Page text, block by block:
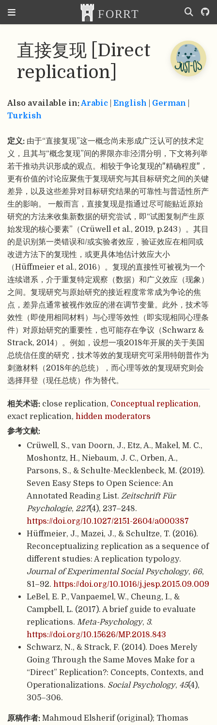
直接复现 [Direct
replication]
Also available in:Arabic English German
Turkish
定义: 由于“直接复现”这一概念尚未形成广泛认可的技术定
义，且其与“概念复现”间的界限亦非泾渭分明，下文将列举
若干推动共识形成的观点。相较于争论复现的"精确程度"，
更有价值的讨论应聚焦于复现研究与其目标研究之间的关键
差异，以及这些差异对目标研究结果的可靠性与普适性所产
生的影响。 一般而言，直接复现是指通过尽可能贴近原始
研究的方法来收集新数据的研究尝试，即“试图复制产生原
始发现的核心要素”（Crüwell et al., 2019, p.243）。其目
的是识别第一类错误和/或实验者效应，验证效应在相同或
改进方法下的复现性，或更具体地估计效应大小
（Hüffmeier et al., 2016）。复现的直接性可被视为一个
连续谱系，介于重复特定观察（数据）和广义效应（现象）
之间。复现研究与原始研究的接近程度常常成为争论的焦
点，差异点通常被视作效应的潜在调节变量。此外，技术等
效性（即使用相同材料）与心理等效性（即实现相同心理条
件）对原始研究的重要性，也可能存在争议（Schwarz &
Strack, 2014）。例如，设想一项2018年开展的关于美国
总统信任度的研究，技术等效的复现研究可采用特朗普作为
刺激材料（2018年的总统），而心理等效的复现研究则会
选择拜登（现任总统）作为替代。
相关术语: close replication, Conceptual replication,
exact replication, hidden moderators
参考文献:
Crüwell, S., van Doorn, J., Etz, A., Makel, M. C.,
Moshontz, H., Niebaum, J. C., Orben, A.,
Parsons, S., & Schulte-Mecklenbeck, M. (2019).
Seven Easy Steps to Open Science: An
Annotated Reading List. Zeitschrift Für
Psychologie, 227(4), 237–248.
https://doi.org/10.1027/2151-2604/a000387
Hüffmeier, J., Mazei, J., & Schultze, T. (2016).
Reconceptualizing replication as a sequence of
different studies: A replication typology.
Journal of Experimental Social Psychology, 66,
81–92. https://doi.org/10.1016/j.jesp.2015.09.009
LeBel, E. P., Vanpaemel, W., Cheung, I., &
Campbell, L. (2017). A brief guide to evaluate
replications. Meta-Psychology, 3.
https://doi.org/10.15626/MP.2018.843
Schwarz, N., & Strack, F. (2014). Does Merely
Going Through the Same Moves Make for a
“Direct” Replication?: Concepts, Contexts, and
Operationalizations. Social Psychology, 45(4),
305–306.
原稿作者: Mahmoud Elsherif (original); Thomas